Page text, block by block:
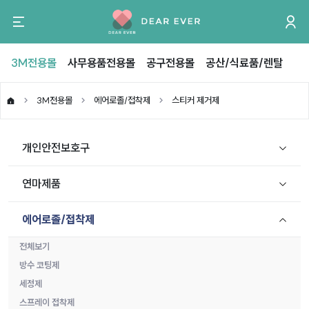
3M전용몰 사무용품전용몰 공구전용몰 공산/식료품/렌탈
3M전용몰 에어로졸/접착제 스티커 제거제
개인안전보호구
연마제품
에어로졸/접착제
전체보기
방수 코팅제
세정제
스프레이 접착제